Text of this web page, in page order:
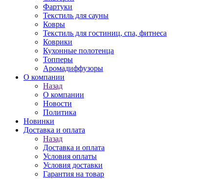
Фартуки
Текстиль для сауны
Ковры
Текстиль для гостиниц, спа, фитнеса
Коврики
Кухонные полотенца
Топперы
Аромадиффузоры
О компании
Назад
О компании
Новости
Политика
Новинки
Доставка и оплата
Назад
Доставка и оплата
Условия оплаты
Условия доставки
Гарантия на товар